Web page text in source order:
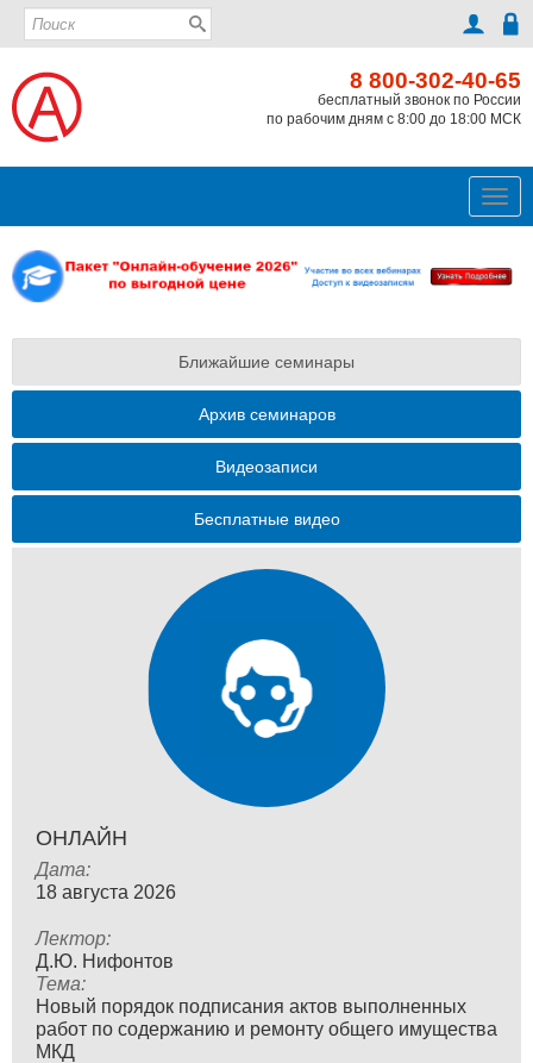
8 800-302-40-65
бесплатный звонок по России
по рабочим дням с 8:00 до 18:00 МСК
Ближайшие семинары
Архив семинаров
Видеозаписи
Бесплатные видео
ОНЛАЙН
Дата:
18 августа 2026
Лектор:
Д.Ю. Нифонтов
Тема:
Новый порядок подписания актов выполненных
работ по содержанию и ремонту общего имущества
МКД